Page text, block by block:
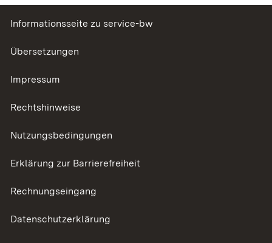
Informationsseite zu service-bw
Übersetzungen
Impressum
Rechtshinweise
Nutzungsbedingungen
Erklärung zur Barrierefreiheit
Rechnungseingang
Datenschutzerklärung